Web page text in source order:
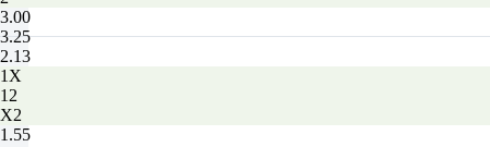
3.00
3.25
2.13
1X
12
X2
1.55